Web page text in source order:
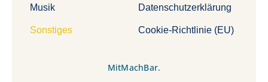
Musik
Sonstiges
Datenschutzerklärung
Cookie-Richtlinie (EU)
MitMachBar.